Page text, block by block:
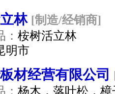
林 [制造/经销商]
桉树活立林
明市
材经营有限公司
杨木，落叶松，